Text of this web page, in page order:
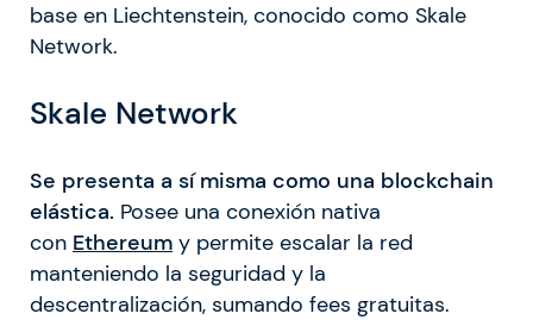
base en Liechtenstein, conocido como Skale
Network.
Skale Network
Se presenta a sí misma como una blockchain
elástica. Posee una conexión nativa
con Ethereum y permite escalar la red
manteniendo la seguridad y la
descentralización, sumando fees gratuitas.